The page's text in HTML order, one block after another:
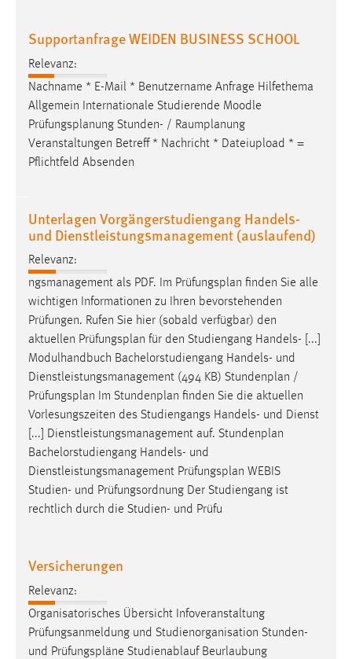
Supportanfrage WEIDEN BUSINESS SCHOOL
Relevanz:
Nachname * E-Mail * Benutzername Anfrage Hilfethema
Allgemein Internationale Studierende Moodle
Prüfungsplanung Stunden- / Raumplanung
Veranstaltungen Betreff * Nachricht * Dateiupload * =
Pflichtfeld Absenden
Unterlagen Vorgängerstudiengang Handels-
und Dienstleistungsmanagement (auslaufend)
Relevanz:
ngsmanagement als PDF. Im Prüfungsplan finden Sie alle
wichtigen Informationen zu Ihren bevorstehenden
Prüfungen. Rufen Sie hier (sobald verfügbar) den
aktuellen Prüfungsplan für den Studiengang Handels- [...]
Modulhandbuch Bachelorstudiengang Handels- und
Dienstleistungsmanagement (494 KB) Stundenplan /
Prüfungsplan Im Stundenplan finden Sie die aktuellen
Vorlesungszeiten des Studiengangs Handels- und Dienst
[...] Dienstleistungsmanagement auf. Stundenplan
Bachelorstudiengang Handels- und
Dienstleistungsmanagement Prüfungsplan WEBIS
Studien- und Prüfungsordnung Der Studiengang ist
rechtlich durch die Studien- und Prüfu
Versicherungen
Relevanz:
Organisatorisches Übersicht Infoveranstaltung
Prüfungsanmeldung und Studienorganisation Stunden-
und Prüfungspläne Studienablauf Beurlaubung